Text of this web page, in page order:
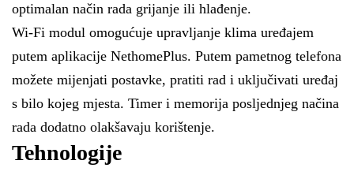
optimalan način rada grijanje ili hlađenje.
Wi-Fi modul omogućuje upravljanje klima uređajem
putem aplikacije NethomePlus. Putem pametnog telefona
možete mijenjati postavke, pratiti rad i uključivati uređaj
s bilo kojeg mjesta. Timer i memorija posljednjeg načina
rada dodatno olakšavaju korištenje.
Tehnologije